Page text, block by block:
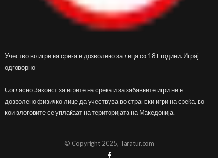
Учество во игри на среќа е дозволено за лица со 18+ години. Играј
одговорно!
Согласно Законот за игрите на среќа и за забавните игри не е
дозволено физичко лице да учествува во странски игри на среќа, во
кои влоговите се уплаќаат на територијата на Македонија.
© Copyright 2025, Taratur.com